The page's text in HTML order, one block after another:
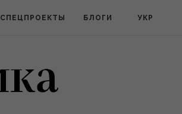
СПЕЦПРОЕКТЫ БЛОГИ УКР